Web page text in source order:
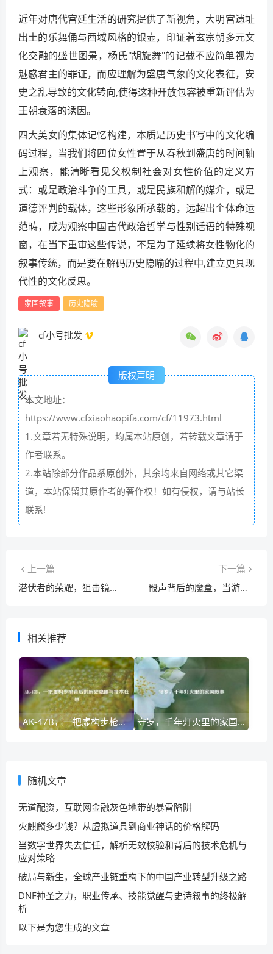
近年对唐代宫廷生活的研究提供了新视角，大明宫遗址
出土的乐舞俑与西域风格的银壶，印证着玄宗朝多元文
化交融的盛世图景，杨氏"胡旋舞"的记载不应简单视为
魅惑君主的罪证，而应理解为盛唐气象的文化表征，安
史之乱导致的文化转向,使得这种开放包容被重新评估为
王朝衰落的诱因。
四大美女的集体记忆构建，本质是历史书写中的文化编
码过程，当我们将四位女性置于从春秋到盛唐的时间轴
上观察，能清晰看见父权制社会对女性价值的定义方
式：或是政治斗争的工具，或是民族和解的媒介，或是
道德评判的载体，这些形象所承载的，远超出个体命运
范畴，成为观察中国古代政治哲学与性别话语的特殊视
窗，在当下重审这些传说，不是为了延续将女性物化的
叙事传统，而是要在解码历史隐喻的过程中,建立更具现
代性的文化反思。
家国叙事 历史隐喻
cf小号批发
版权声明
本文地址：
https://www.cfxiaohaopifa.com/cf/11973.html
1.文章若无特殊说明，均属本站原创，若转载文章请于
作者联系。
2.本站除部分作品系原创外，其余均来自网络或其它渠
道，本站保留其原作者的著作权！如有侵权，请与站长
联系!
上一篇
潜伏者的荣耀，狙击镜后的幽灵凝视—生死博弈全解析
下一篇
骰声背后的魔盒，当游戏机制成为人性放大器
相关推荐
AK-47B，一把虚构步枪背后的历史隐喻与技术狂想 守岁，千年灯火里的家国叙事
随机文章
无道配资，互联网金融灰色地带的暴雷陷阱
火麒麟多少钱？从虚拟道具到商业神话的价格解码
当数字世界失去信任，解析无效校验和背后的技术危机与
应对策略
破局与新生，全球产业链重构下的中国产业转型升级之路
DNF神圣之力，职业传承、技能觉醒与史诗叙事的终极解
析
以下是为您生成的文章